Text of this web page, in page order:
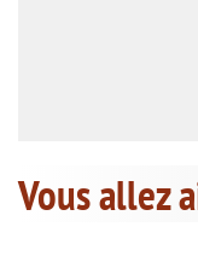
Vous allez